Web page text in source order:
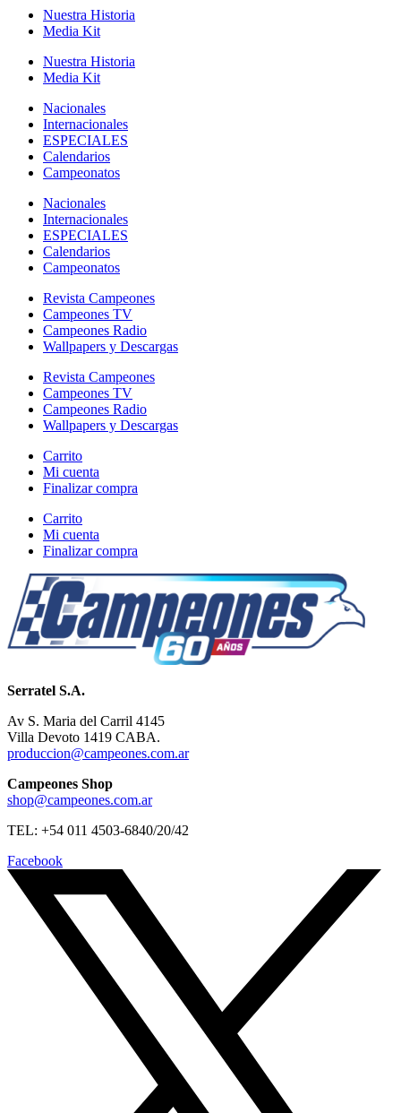
Nuestra Historia
Media Kit
Nuestra Historia
Media Kit
Nacionales
Internacionales
ESPECIALES
Calendarios
Campeonatos
Nacionales
Internacionales
ESPECIALES
Calendarios
Campeonatos
Revista Campeones
Campeones TV
Campeones Radio
Wallpapers y Descargas
Revista Campeones
Campeones TV
Campeones Radio
Wallpapers y Descargas
Carrito
Mi cuenta
Finalizar compra
Carrito
Mi cuenta
Finalizar compra
Serratel S.A.
Av S. Maria del Carril 4145
Villa Devoto 1419 CABA.
produccion@campeones.com.ar
Campeones Shop
shop@campeones.com.ar
TEL: +54 011 4503-6840/20/42
Facebook